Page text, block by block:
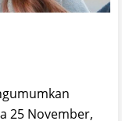
25 November,